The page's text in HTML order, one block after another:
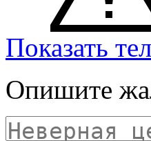
Показать
Опишите